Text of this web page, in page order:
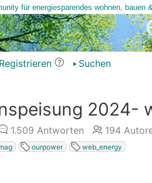
Registrieren
Suchen
2024-
1.509 Antworten 194
ourpower web_energy